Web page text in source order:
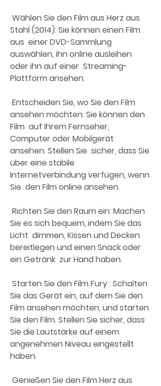
Stahl (2014): Sie können einen Film
aus  einer DVD-Sammlung
auswählen, ihn online ausleihen
oder ihn auf einer  Streaming-
Plattform ansehen.
ansehen möchten: Sie können den
Film  auf Ihrem Fernseher,
Computer oder Mobilgerät
ansehen. Stellen Sie  sicher, dass Sie
über eine stabile
Internetverbindung verfügen, wenn
Sie  den Film online ansehen.
Sie es sich bequem, indem Sie das
Licht  dimmen, Kissen und Decken
bereitlegen und einen Snack oder
ein Getränk  zur Hand haben.
Sie das Gerät ein, auf dem Sie den
Film ansehen möchten, und starten
Sie den Film. Stellen Sie sicher, dass
Sie die Lautstärke auf einem
angenehmen Niveau eingestellt
haben.